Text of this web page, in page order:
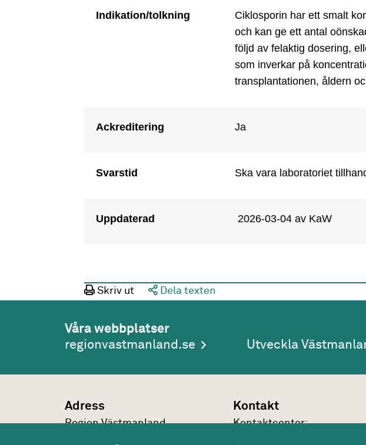
Indikation/tolkning
Ciklosporin har ett smalt
och kan ge ett antal
följd av felaktig dosering,
som inverkar på
transplantationen, åldern
Ackreditering Ja
Svarstid Ska vara laboratoriet
Uppdaterad 2026-03-04av KaW
Skriv ut Dela texten
Våra webbplatser
regionvastmanland.se
Utveckla
Adress
Region Västmanland
Kontakt
Kontakt­center: